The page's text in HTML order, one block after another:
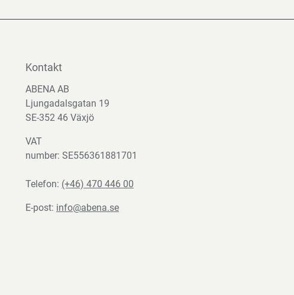
Kontakt
ABENA AB
Ljungadalsgatan 19
SE-352 46 Växjö
VAT
number: SE556361881701
Telefon: (+46) 470 446 00
E-post: info@abena.se